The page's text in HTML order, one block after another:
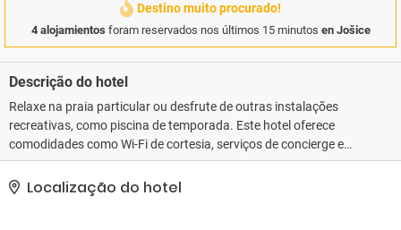
Destino muito procurado!
4 alojamientos foram reservados nos últimos 15 minutos en Jošice
Descrição do hotel
Relaxe na praia particular ou desfrute de outras instalações
recreativas, como piscina de temporada. Este hotel oferece
comodidades como Wi-Fi de cortesia, serviços de concierge e
salão de recepção. Com o traslado de cortesia, fica fácil ir para a
praia.. As comodidades presentes incluem check-out expresso,
jornais de cortesia no saguão e serviço de lavanderia e lavagem a
Localização do hotel